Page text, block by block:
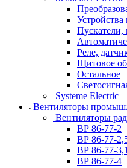
Устройства
Пускатели,
Реле,
Щитовое
Остальное
Systeme Electric
Вентиляторы
Вентиляторы
ВР 86-77-2
ВР 86-77-
ВР 86-77-
ВР 86-77-4